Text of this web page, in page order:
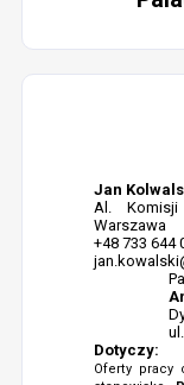
Jan
Al.
Warszawa
+48 733 644
Dotyczy:
Oferty pracy